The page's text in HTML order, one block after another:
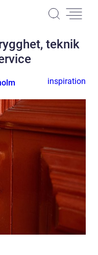
teknik
inspiration